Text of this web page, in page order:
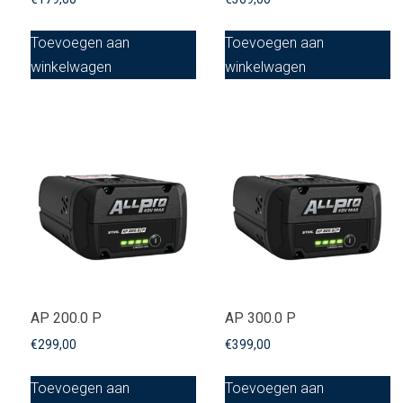
Toevoegen aan
winkelwagen
Toevoegen aan
winkelwagen
AP 200.0 P
€299,00
Toevoegen aan
AP 300.0 P
€399,00
Toevoegen aan